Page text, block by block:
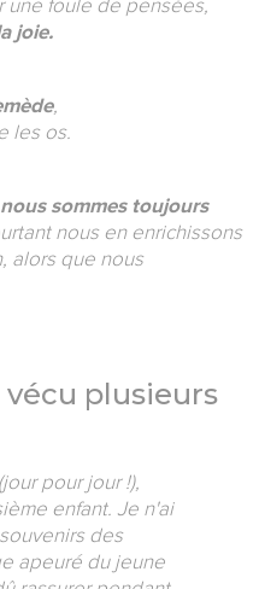
foule de pensées,
joie.
,
les os.
sommes toujours
nous en enrichissons
alors que nous
vécu plusieurs
pour jour !),
enfant. Je n'ai
des
apeuré du jeune